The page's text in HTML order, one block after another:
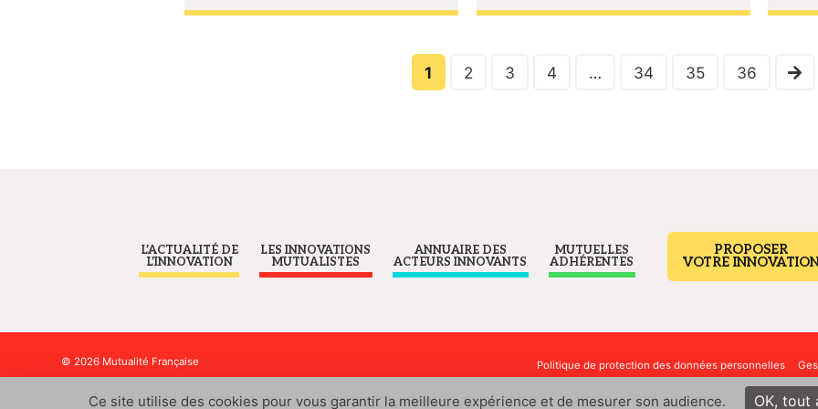
1 2 3 4 … 34 35 36
L’ACTUALITÉ DE
L’INNOVATION
LES INNOVATIONS
MUTUALISTES
ANNUAIRE DES
ACTEURS INNOVANTS
MUTUELLES
ADHÉRENTES
PROPOSER
VOTRE
© 2026 Mutualité Française Politique de protection des données personnelles
Ce site utilise des cookies pour vous garantir la meilleure expérience et de mesurer son audience. OK, tout